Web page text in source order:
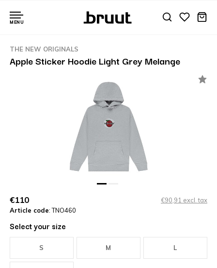
MENU
THE NEW ORIGINALS
Apple Sticker Hoodie Light Grey Melange
€110
€90,91 excl. tax
Article code: TNO460
Select your size
S M L